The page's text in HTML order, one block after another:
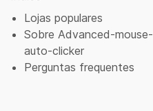
Lojas populares
Sobre Advanced-mouse-
auto-clicker
Perguntas frequentes